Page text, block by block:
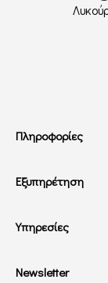
Πληροφορίες
Εξυπηρέτηση
Υπηρεσίες
Newsletter